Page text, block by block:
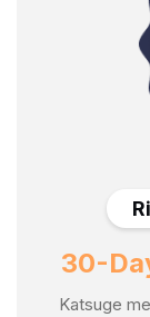
30-
Katsuge